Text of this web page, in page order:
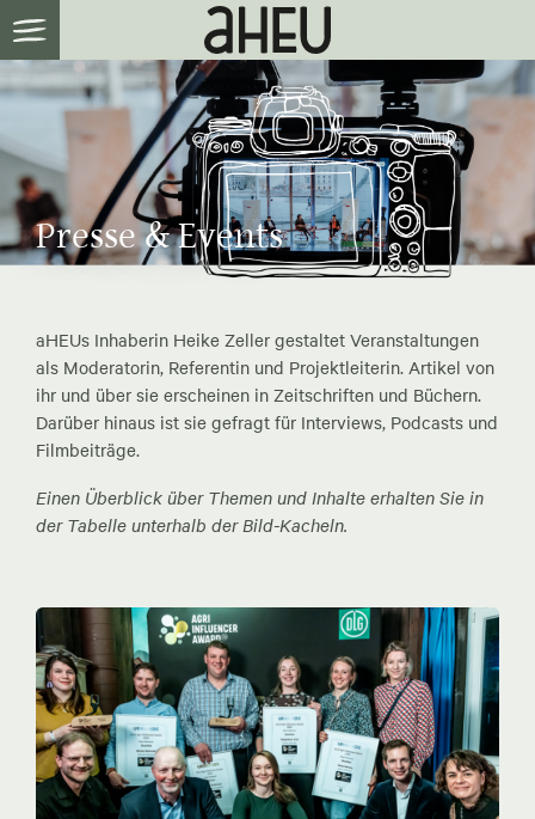
Presse & Events
aHEUs Inhaberin Heike Zeller gestaltet Veranstaltungen
als Moderatorin, Referentin und Projektleiterin. Artikel von
ihr und über sie erscheinen in Zeitschriften und Büchern.
Darüber hinaus ist sie gefragt für Interviews, Podcasts und
Filmbeiträge.
Einen Überblick über Themen und Inhalte erhalten Sie in
der Tabelle unterhalb der Bild-Kacheln.